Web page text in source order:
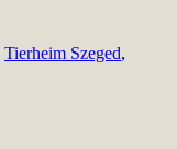
Tierheim Szeged,